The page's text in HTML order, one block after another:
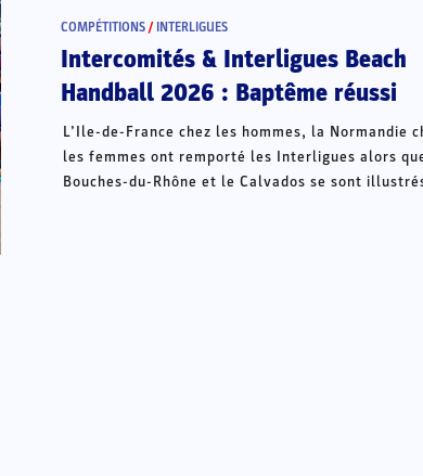
COMPÉTITIONS / INTERLIGUES
Intercomités & Interligues Beach
Handball 2026 : Baptême réussi
L’Ile-de-France chez les hommes, la Normandie
les femmes ont remporté les Interligues alors
Bouches-du-Rhône et le Calvados se sont